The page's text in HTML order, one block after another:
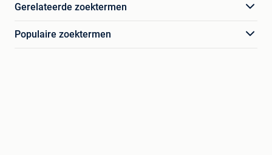
Gerelateerde zoektermen
Populaire zoektermen